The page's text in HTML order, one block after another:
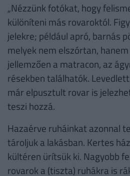
„Nézzünk fotókat, hogy
különíteni más rovaroktól.
jelekre; például apró, barnás
melyek nem elszórtan,
jellemzően a matracon, az
résekben találhatók.
már elpusztult rovar is
teszi hozzá.
Hazaérve ruháinkat azonnal
tároljuk a lakásban. Kertes
kültéren ürítsük ki. Nagyobb
rovarok a (tiszta) ruhákra is